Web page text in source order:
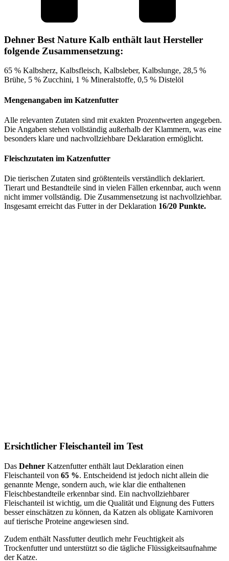
Dehner Best Nature Kalb enthält laut Hersteller
folgende Zusammensetzung:
65 % Kalbsherz, Kalbsfleisch, Kalbsleber, Kalbslunge, 28,5 %
Brühe, 5 % Zucchini, 1 % Mineralstoffe, 0,5 % Distelöl
Mengenangaben im Katzenfutter
Alle relevanten Zutaten sind mit exakten Prozentwerten angegeben.
Die Angaben stehen vollständig außerhalb der Klammern, was eine
besonders klare und nachvollziehbare Deklaration ermöglicht.
Fleischzutaten im Katzenfutter
Die tierischen Zutaten sind größtenteils verständlich deklariert.
Tierart und Bestandteile sind in vielen Fällen erkennbar, auch wenn
nicht immer vollständig. Die Zusammensetzung ist nachvollziehbar.
Insgesamt erreicht das Futter in der Deklaration 16/20 Punkte.
Ersichtlicher Fleischanteil im Test
Das Dehner Katzenfutter enthält laut Deklaration einen
Fleischanteil von 65 %. Entscheidend ist jedoch nicht allein die
genannte Menge, sondern auch, wie klar die enthaltenen
Fleischbestandteile erkennbar sind. Ein nachvollziehbarer
Fleischanteil ist wichtig, um die Qualität und Eignung des Futters
besser einschätzen zu können, da Katzen als obligate Karnivoren
auf tierische Proteine angewiesen sind.
Zudem enthält Nassfutter deutlich mehr Feuchtigkeit als
Trockenfutter und unterstützt so die tägliche Flüssigkeitsaufnahme
der Katze.